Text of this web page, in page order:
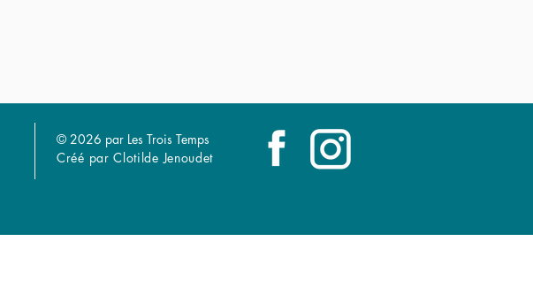
© 2026 par Les Trois Temps
Créé par Clotilde Jenoudet